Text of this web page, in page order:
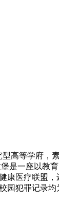
高等学府
是一座以
医疗联盟
犯罪记录